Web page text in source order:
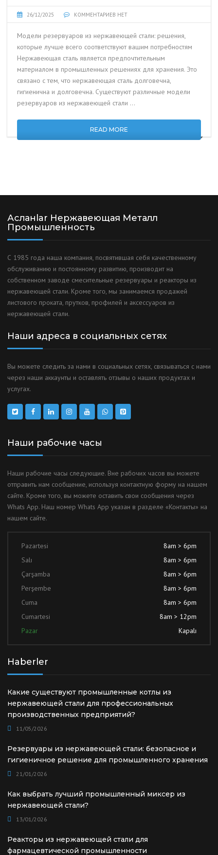
26/12/2025 КОММЕНТАРИЕВ НЕТ
Модели резервуаров из нержавеющей стали: решения,
которые лучше всего соответствуют вашим потребностям
Нержавеющая сталь является предпочтительным
материалом в промышленных решениях для хранения. Это
связано с тем, что нержавеющая сталь долговечна,
гигиенична и долговечна. Существуют различные модели
резервуаров из нержавеющей стали …
READ MORE
Асланlar Нержавеющая Металл
Промышленность
С 1985 года наша компания, посвятившая себя качественному
обслуживанию и постоянному развитию, производит на
собственном заводе смесительные резервуары и реакторы из
нержавеющей стали. Кроме того, мы занимаемся продажей
листового проката, прутков, профилей и аксессуаров из
нержавеющей стали.
Наши адреса в социальных сетях
Вы можете следить за нами в социальных сетях, связываться с нами
через наши аккаунты и оставлять отзывы о наших продуктах и
услугах.
Наши рабочие часы
Наши рабочие часы следующие. Вне рабочих часов вы можете
отправить нам сообщение, используя контактную форму на нашем
сайте. Кроме того, вы можете оставить свои сообщения через
Whats App. Наш номер Whats App указан в разделе «Контакты» на
нашем сайте.
Pazartesi
8am > 6pm
Salı
8am > 6pm
Çarşamba
8am > 6pm
Perşembe
8am > 6pm
Cuma
8am > 6pm
Cumartesi
8am > 12pm
Pazar
Kapalı
Haberler
Какие существуют промышленные котлы из
нержавеющей стали для профессиональных
производственных предприятий?
11/05/2026
Резервуары из нержавеющей стали: безопасное и
гигиеничное решение для промышленного хранения
21/01/2026
Как выбрать лучший промышленный миксер из
нержавеющей стали?
13/01/2026
Реакторы из нержавеющей стали для
фармацевтической промышленности